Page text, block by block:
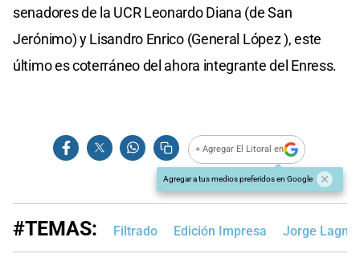
senadores de la UCR Leonardo Diana (de San
Jerónimo) y Lisandro Enrico (General López ), este
último es coterráneo del ahora integrante del Enress.
+ Agregar El Litoral en
Agregar a tus medios preferidos en Google
#TEMAS: Filtrado Edición Impresa Jorge Lagna